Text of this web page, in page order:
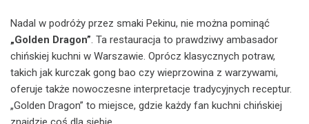
Nadal w podróży przez smaki Pekinu, nie można pominąć
„Golden Dragon”. Ta restauracja to prawdziwy ambasador
chińskiej kuchni w Warszawie. Oprócz klasycznych potraw,
takich jak kurczak gong bao czy wieprzowina z warzywami,
oferuje także nowoczesne interpretacje tradycyjnych receptur.
„Golden Dragon” to miejsce, gdzie każdy fan kuchni chińskiej